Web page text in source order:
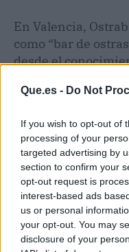
Que.es - Do Not
If you wish to opt-out of
processing of your
targeted advertising by
section to confirm your
opt-out request is
interest-based ads
us or personal
your opt-out. You may
disclosure of your
En Valencia,
como “bar de
desde el
mundo de la
con la cadena
especialización se
experiencia, y eso
producto entre
Artículo anterior
Las sandalias